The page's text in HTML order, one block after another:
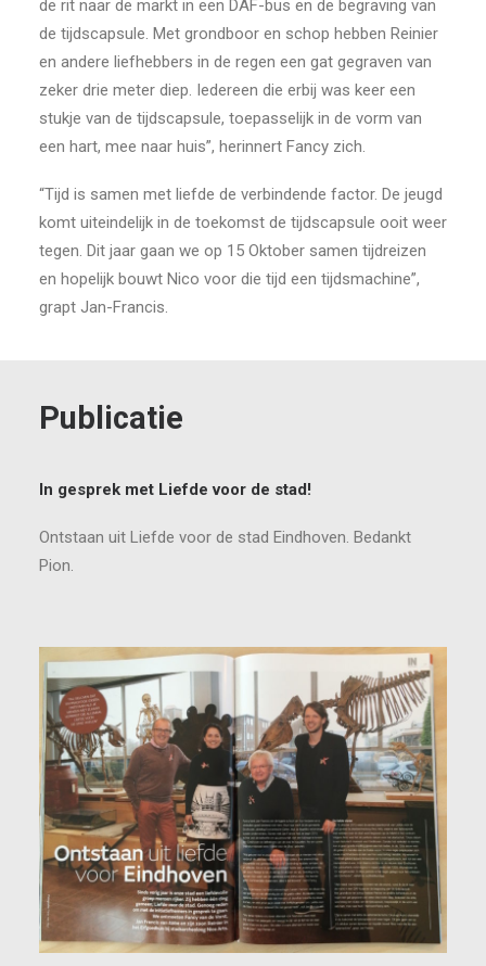
de rit naar de markt in een DAF-bus en de begraving van
de tijdscapsule. Met grondboor en schop hebben Reinier
en andere liefhebbers in de regen een gat gegraven van
zeker drie meter diep. Iedereen die erbij was keer een
stukje van de tijdscapsule, toepasselijk in de vorm van
een hart, mee naar huis”, herinnert Fancy zich.
“Tijd is samen met liefde de verbindende factor. De jeugd
komt uiteindelijk in de toekomst de tijdscapsule ooit weer
tegen. Dit jaar gaan we op 15 Oktober samen tijdreizen
en hopelijk bouwt Nico voor die tijd een tijdsmachine”,
grapt Jan-Francis.
Publicatie
In gesprek met Liefde voor de stad!
Ontstaan uit Liefde voor de stad Eindhoven. Bedankt
Pion.